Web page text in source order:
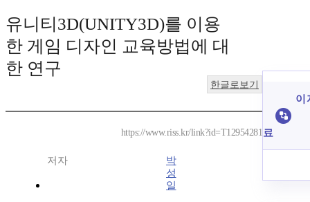
유니티3D(UNITY3D)를 이용
한 게임 디자인 교육방법에 대
한 연구
한글로보기
https://www.riss.kr/link?id=T12954281
저자
박
성
일
이
료